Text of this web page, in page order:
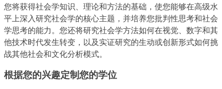
您将获得社会学知识、理论和方法的基础，使您能够在高级水
平上深入研究社会学的核心主题，并培养您批判性思考和社会
学思考的能力。您还将研究社会学方法如何在视觉、数字和其
他技术时代发生转变，以及实证研究的生动或创新形式如何挑
战其他社会和文化分析模式。
根据您的兴趣定制您的学位